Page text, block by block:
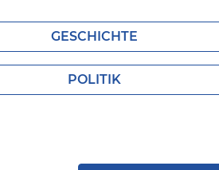
GESCHICHTE
POLITIK